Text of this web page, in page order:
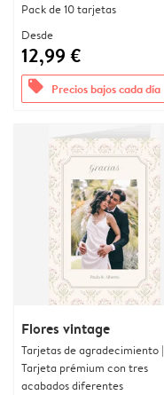
Pack de 10 tarjetas
Desde
12,99 €
offers Precios bajos cada día
Flores vintage
Tarjetas de agradecimiento |
Tarjeta prémium con tres
acabados diferentes